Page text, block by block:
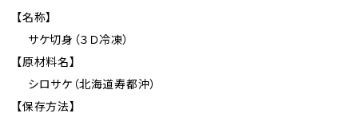
【名称】
サケ切身（３Ｄ冷凍）
【原材料名】
シロサケ（北海道寿都沖）
【保存方法】